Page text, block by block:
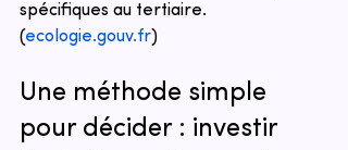
spécifiques au tertiaire.
(ecologie.gouv.fr)
Une méthode simple
pour décider : investir